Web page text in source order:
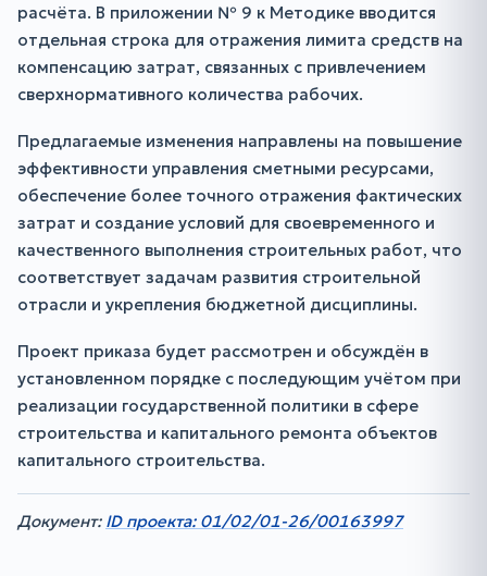
расчёта. В приложении № 9 к Методике вводится
отдельная строка для отражения лимита средств на
компенсацию затрат, связанных с привлечением
сверхнормативного количества рабочих.
Предлагаемые изменения направлены на повышение
эффективности управления сметными ресурсами,
обеспечение более точного отражения фактических
затрат и создание условий для своевременного и
качественного выполнения строительных работ, что
соответствует задачам развития строительной
отрасли и укрепления бюджетной дисциплины.
Проект приказа будет рассмотрен и обсуждён в
установленном порядке с последующим учётом при
реализации государственной политики в сфере
строительства и капитального ремонта объектов
капитального строительства.
Документ: ID проекта: 01/02/01-26/00163997